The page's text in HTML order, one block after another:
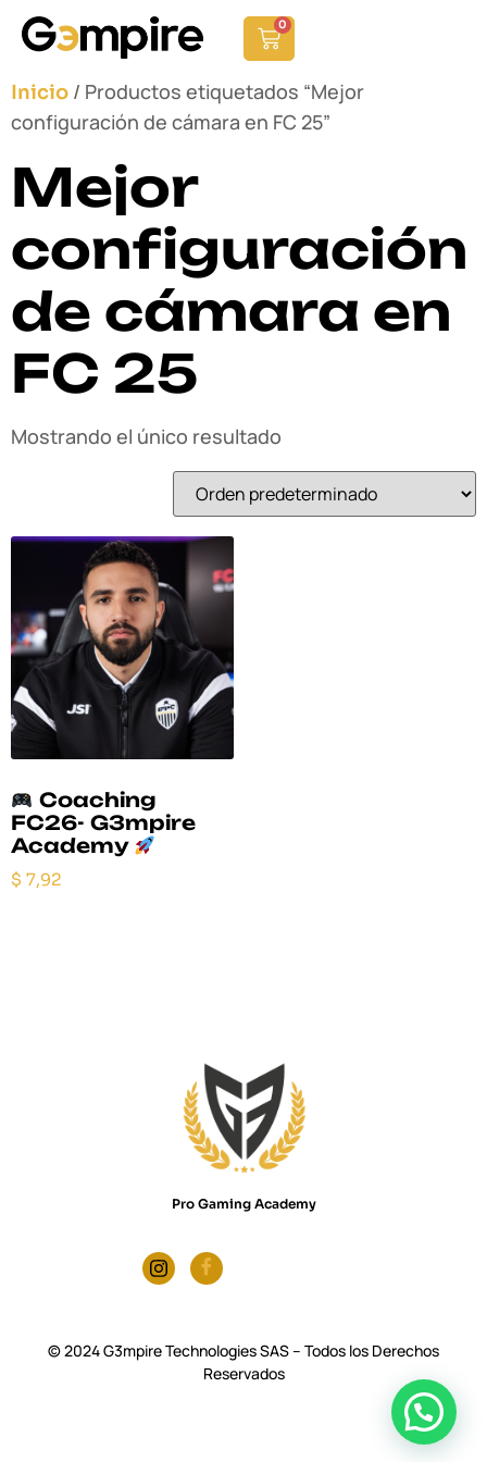
0
Inicio / Productos etiquetados “Mejor
configuración de cámara en FC 25”
Mejor
configuración
de cámara en
FC 25
Mostrando el único resultado
Coaching
FC26- G3mpire
Academy
$ 7,92
Pro Gaming Academy
© 2024 G3mpire Technologies SAS – Todos los Derechos
Reservados